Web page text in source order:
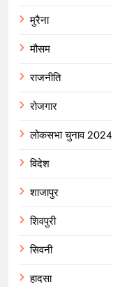
मुरैना
मौसम
राजनीति
रोजगार
लोकसभा चुनाव 2024
विदेश
शाजापुर
शिवपुरी
सिवनी
हादसा